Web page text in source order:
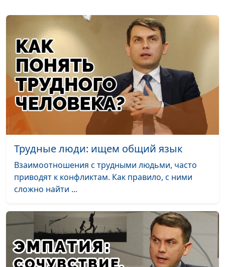
Человек-
манипулятор: почему
я такой?
Юлия Синицына,
Александр Сахаров,
священнослужитель,
консультант по
семейным отношениям
Как противостоять
манипулятору?
Юлия Синицына,
Александр Сахаров,
священнослужитель,
семейным отношениям
#207
Манипуляции: виды и
сценарии
Юлия Синицына,
Александр Сахаров,
семейным отношениям
Лечение души и тела
Юлия Синицына,
Лариса Павлова,
психолог
Трудные люди: ищем общий язык
Взаимоотношения с трудными людьми, часто
приводят к конфликтам. Как правило, с ними
сложно найти ...